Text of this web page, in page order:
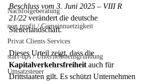
Nachfolgeberatung
non profit / Gemeinnuetzigkeit
Privat Clients Services
start-ups / Unternehmensgründung
Umsatzsteuer
Beschluss vom 3. Juni 2025 – VIII R
21/22 verändert die deutsche
Steuerlandschaft.
Dieses Urteil zeigt, dass die
Kapitalverkehrsfreiheit auch für
Drittstaaten gilt. Es schützt Unternehmen